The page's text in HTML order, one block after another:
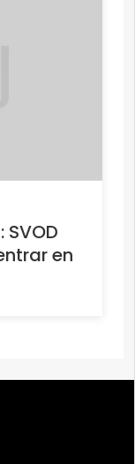
SVOD
en